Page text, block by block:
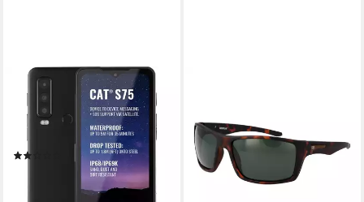
CATERPILLAR
CAT S75 5G 128 GB / 6 GB -
Smartphone - schwarz
Smartphone (6,6 Zoll)
lieferbar - in 3-4 Werktagen bei dir
61102P
38,95 € UVP72,00 €
-46%
lieferbar - in 2-3 Werktagen bei dir